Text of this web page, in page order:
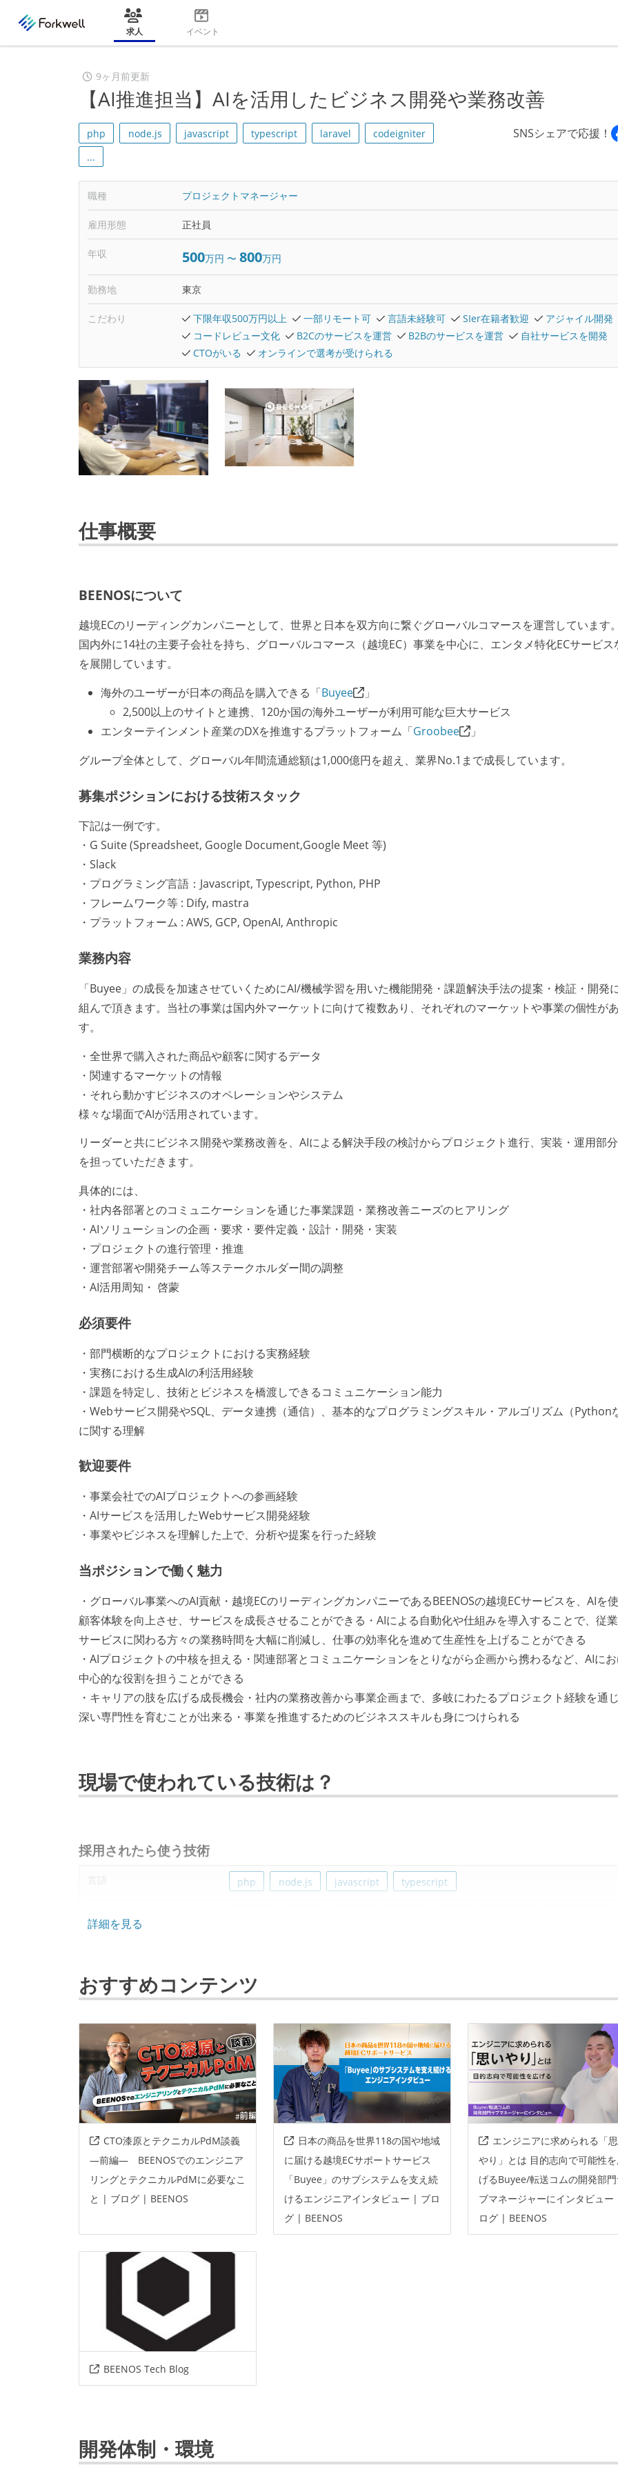
求人 イベント
9ヶ月前更新
【AI推進担当】AIを活用したビジネス開発や業務改善
php node.js javascript typescript laravel
codeigniter
...
SNSシェアで応援！
職種 プロジェクトマネージャー
雇用形態 正社員
年収 500万円 〜 800万円
勤務地 東京
こだわり 下限年収500万円以上 一部リモート可 言語未経験可 SIer在籍者歓迎
アジャイル開発
コードレビュー文化
B2Cのサービスを運営 B2Bのサービスを運営
自社サービスを開発
CTOがいる
オンラインで選考が受けられる
仕事概要
BEENOSについて
越境ECのリーディングカンパニーとして、世界と日本を双方向に繋ぐグローバルコマースを運営しています
国内外に14社の主要子会社を持ち、グローバルコマース（越境EC）事業を中心に、エンタメ特化ECサービス
を展開しています。
海外のユーザーが日本の商品を購入できる「Buyee
」
2,500以上のサイトと連携、120か国の海外ユーザーが利用可能な巨大サービス
エンターテインメント産業のDXを推進するプラットフォーム「Groobee
」
グループ全体として、グローバル年間流通総額は1,000億円を超え、業界No.1まで成長しています。
募集ポジションにおける技術スタック
下記は一例です。
・G Suite (Spreadsheet, Google Document,Google Meet 等)
・Slack
・プログラミング言語：Javascript, Typescript, Python, PHP
・フレームワーク等 : Dify, mastra
・プラットフォーム : AWS, GCP, OpenAI, Anthropic
業務内容
「Buyee」の成長を加速させていくためにAI/機械学習を用いた機能開発・課題解決手法の提案・検証・開発
組んで頂きます。当社の事業は国内外マーケットに向けて複数あり、それぞれのマーケットや事業の個性が
す。
・全世界で購入された商品や顧客に関するデータ
・関連するマーケットの情報
・それら動かすビジネスのオペレーションやシステム
様々な場面でAIが活用されています。
リーダーと共にビジネス開発や業務改善を、AIによる解決手段の検討からプロジェクト進行、実装・運用部
を担っていただきます。
具体的には、
・社内各部署とのコミュニケーションを通じた事業課題・業務改善ニーズのヒアリング
・AIソリューションの企画・要求・要件定義・設計・開発・実装
・プロジェクトの進行管理・推進
・運営部署や開発チーム等ステークホルダー間の調整
・AI活用周知・ 啓蒙
必須要件
・部門横断的なプロジェクトにおける実務経験
・実務における生成AIの利活用経験
・課題を特定し、技術とビジネスを橋渡しできるコミュニケーション能力
・Webサービス開発やSQL、データ連携（通信）、基本的なプログラミングスキル・アルゴリズム（Python
に関する理解
歓迎要件
・事業会社でのAIプロジェクトへの参画経験
・AIサービスを活用したWebサービス開発経験
・事業やビジネスを理解した上で、分析や提案を行った経験
当ポジションで働く魅力
・グローバル事業へのAI貢献・越境ECのリーディングカンパニーであるBEENOSの越境ECサービスを、AIを
顧客体験を向上させ、サービスを成長させることができる・AIによる自動化や仕組みを導入することで、従
サービスに関わる方々の業務時間を大幅に削減し、仕事の効率化を進めて生産性を上げることができる
・AIプロジェクトの中核を担える・関連部署とコミュニケーションをとりながら企画から携わるなど、AIに
中心的な役割を担うことができる
・キャリアの肢を広げる成長機会・社内の業務改善から事業企画まで、多岐にわたるプロジェクト経験を通
深い専門性を育むことが出来る・事業を推進するためのビジネススキルも身につけられる
現場で使われている技術は？
採用されたら使う技術
言語 php node.js javascript typescript
情報共有ツール confluence
AIツール gemini
その他 snowflake openai travisci actions bugsnag sentry
docker
terraform
aws
その他、現場で使われている技術
言語
フレームワーク rails
詳細を見る
おすすめコンテンツ
CTO漆原とテクニカルPdM談義
―前編― BEENOSでのエンジニア
リングとテクニカルPdMに必要なこ
と | ブログ | BEENOS
日本の商品を世界118の国や地域
に届ける越境ECサポートサービス
「Buyee」のサブシステムを支え続
けるエンジニアインタビュー | ブロ
グ | BEENOS
エンジニアに求められる「
やり」とは 目的志向で可能性
げるBuyee/転送コムの開発部
ブマネージャーにインタビュ
ログ | BEENOS
BEENOS Tech Blog
開発体制・環境